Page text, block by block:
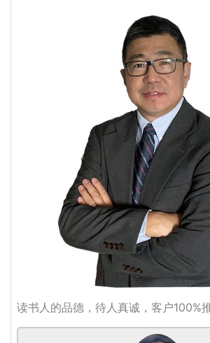
读书人的品德，待人真诚，客户100%